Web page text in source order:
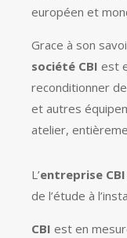
européen et
Grace à son
société CBI est
reconditionner
et autres
atelier,
L’entreprise CBI
de l’étude à
CBI est en